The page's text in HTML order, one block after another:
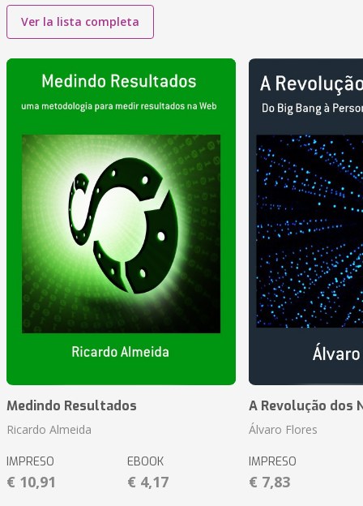
Ver la lista completa
Medindo Resultados
Ricardo Almeida
IMPRESO
€ 10,91
EBOOK
€ 4,17
A Revolução dos
Álvaro Flores
IMPRESO
€ 7,83